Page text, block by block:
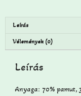
Leírás
Vélemények (0)
Leírás
Anyaga: 70% pamut,